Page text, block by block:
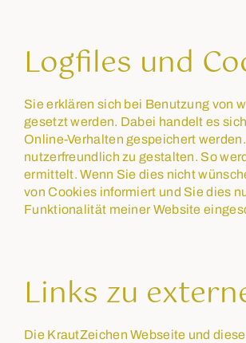
Logfiles und
Sie erklären sich bei Benutzung von
gesetzt werden. Dabei handelt es
Online-Verhalten gespeichert
nutzerfreundlich zu gestalten. So
ermittelt. Wenn Sie dies nicht
von Cookies informiert und Sie dies
Funktionalität meiner Website
Links zu
Die KrautZeichen Webseite und